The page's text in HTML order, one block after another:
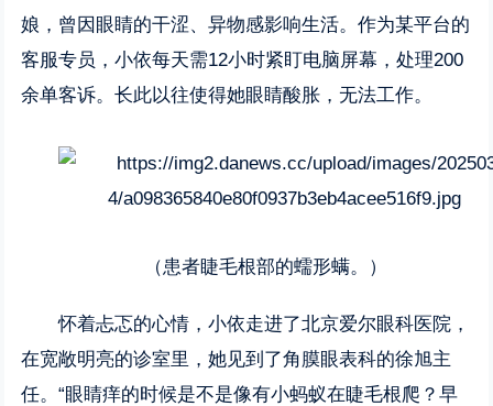
娘，曾因眼睛的干涩、异物感影响生活。作为某平台的
客服专员，小依每天需12小时紧盯电脑屏幕，处理200
余单客诉。长此以往使得她眼睛酸胀，无法工作。
（患者睫毛根部的蠕形螨。）
怀着忐忑的心情，小依走进了北京爱尔眼科医院，
在宽敞明亮的诊室里，她见到了角膜眼表科的徐旭主
任。“眼睛痒的时候是不是像有小蚂蚁在睫毛根爬？早